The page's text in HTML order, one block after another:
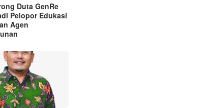
Duta GenRe
Pelopor Edukasi
Agen